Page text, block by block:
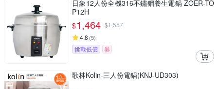
日象12人份全機316不鏽鋼養生電鍋 ZOER-TO
P12H
$1,464 $1,557
4.8 (5)
挑戰低價 券
歌林Kolin-三人份電鍋(KNJ-UD303)